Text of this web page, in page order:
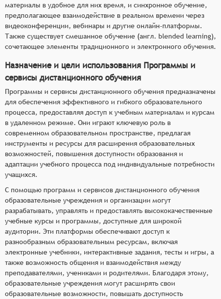
материалы в удобное для них время, и синхронное обучение,
предполагающее взаимодействие в реальном времени через
видеоконференции, вебинары и другие онлайн-платформы.
Также существует смешанное обучение (англ. blended learning),
сочетающее элементы традиционного и электронного обучения.
Назначение и цели использования Программы и
сервисы дистанционного обучения
Программы и сервисы дистанционного обучения предназначены
для обеспечения эффективного и гибкого образовательного
процесса, предоставляя доступ к учебным материалам и курсам
в удаленном режиме. Они играют ключевую роль в
современном образовательном пространстве, предлагая
инструменты и ресурсы для расширения образовательных
возможностей, повышения доступности образования и
адаптации учебного процесса под индивидуальные потребности
учащихся.
С помощью программ и сервисов дистанционного обучения
образовательные учреждения и организации могут
разрабатывать, управлять и предоставлять высококачественные
учебные курсы и программы, доступные для широкой
аудитории. Эти платформы обеспечивают доступ к
разнообразным образовательным ресурсам, включая
электронные учебники, интерактивные задания, тесты и игры, а
также возможность общения и взаимодействия между
преподавателями, учениками и родителями. Благодаря этому,
образовательные учреждения могут расширять свои
образовательные возможности, повышать доступность